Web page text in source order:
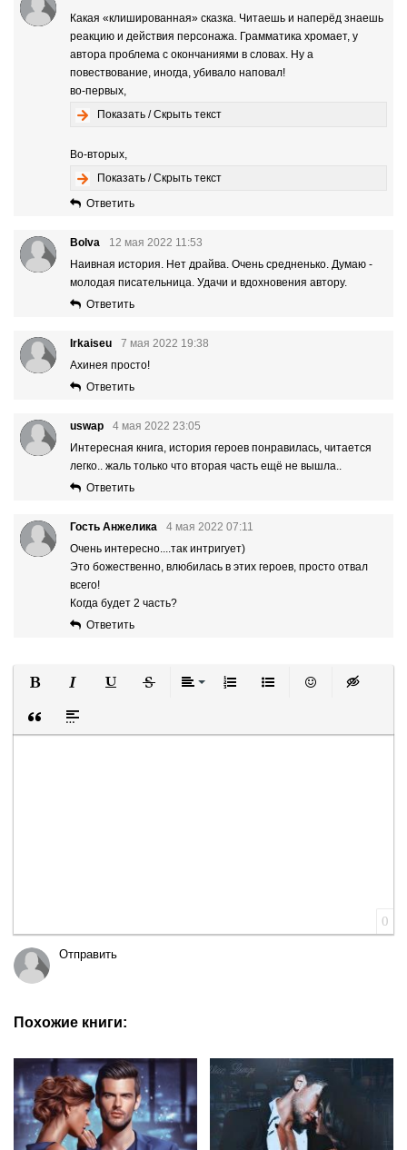
Какая «клишированная» сказка. Читаешь и наперёд знаешь
реакцию и действия персонажа. Грамматика хромает, у
автора проблема с окончаниями в словах. Ну а
повествование, иногда, убивало наповал!
во-первых,
Показать / Скрыть текст
Во-вторых,
Показать / Скрыть текст
Ответить
Bolva
12 мая 2022 11:53
Наивная история. Нет драйва. Очень средненько. Думаю -
молодая писательница. Удачи и вдохновения автору.
Ответить
Irkaiseu
7 мая 2022 19:38
Ахинея просто!
Ответить
uswap
4 мая 2022 23:05
Интересная книга, история героев понравилась, читается
легко.. жаль только что вторая часть ещё не вышла..
Ответить
Гость Анжелика
4 мая 2022 07:11
Очень интересно....так интригует)
Это божественно, влюбилась в этих героев, просто отвал
всего!
Когда будет 2 часть?
Ответить
Вставка цитаты
Вставка спойлера
0
Отправить
Похожие книги: